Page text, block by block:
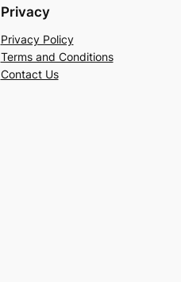
Privacy
Privacy Policy
Terms and Conditions
Contact Us